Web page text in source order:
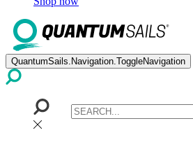
QuantumSails.Navigation.ToggleNavigation